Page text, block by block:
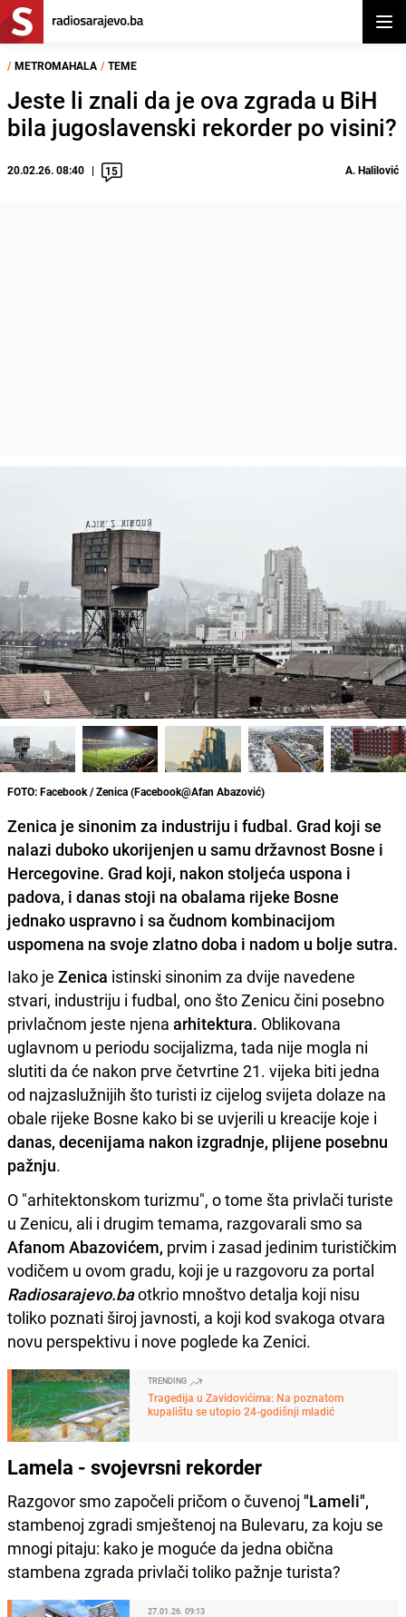
/ METROMAHALA / TEME
Jeste li znali da je ova zgrada u BiH
bila jugoslavenski rekorder po visini?
20.02.26. 08:40 15 A. Halilović
FOTO: Facebook / Zenica (Facebook@Afan Abazović)
Zenica je sinonim za industriju i fudbal. Grad koji se
nalazi duboko ukorijenjen u samu državnost Bosne i
Hercegovine. Grad koji, nakon stoljeća uspona i
padova, i danas stoji na obalama rijeke Bosne
jednako uspravno i sa čudnom kombinacijom
uspomena na svoje zlatno doba i nadom u bolje sutra.
Iako je Zenica istinski sinonim za dvije navedene
stvari, industriju i fudbal, ono što Zenicu čini posebno
privlačnom jeste njena arhitektura. Oblikovana
uglavnom u periodu socijalizma, tada nije mogla ni
slutiti da će nakon prve četvrtine 21. vijeka biti jedna
od najzaslužnijih što turisti iz cijelog svijeta dolaze na
obale rijeke Bosne kako bi se uvjerili u kreacije koje i
danas, decenijama nakon izgradnje, plijene posebnu
pažnju.
O "arhitektonskom turizmu", o tome šta privlači turiste
u Zenicu, ali i drugim temama, razgovarali smo sa
Afanom Abazovićem, prvim i zasad jedinim turističkim
vodičem u ovom gradu, koji je u razgovoru za portal
Radiosarajevo.baotkrio mnoštvo detalja koji nisu
toliko poznati široj javnosti, a koji kod svakoga otvara
novu perspektivu i nove poglede ka Zenici.
TRENDING
Tragedija u Zavidovićima: Na poznatom
kupalištu se utopio 24-godišnji mladić
Lamela - svojevrsni rekorder
Razgovor smo započeli pričom o čuvenoj "Lameli",
stambenoj zgradi smještenoj na Bulevaru, za koju se
mnogi pitaju: kako je moguće da jedna obična
stambena zgrada privlači toliko pažnje turista?
27.01.26. 09:13